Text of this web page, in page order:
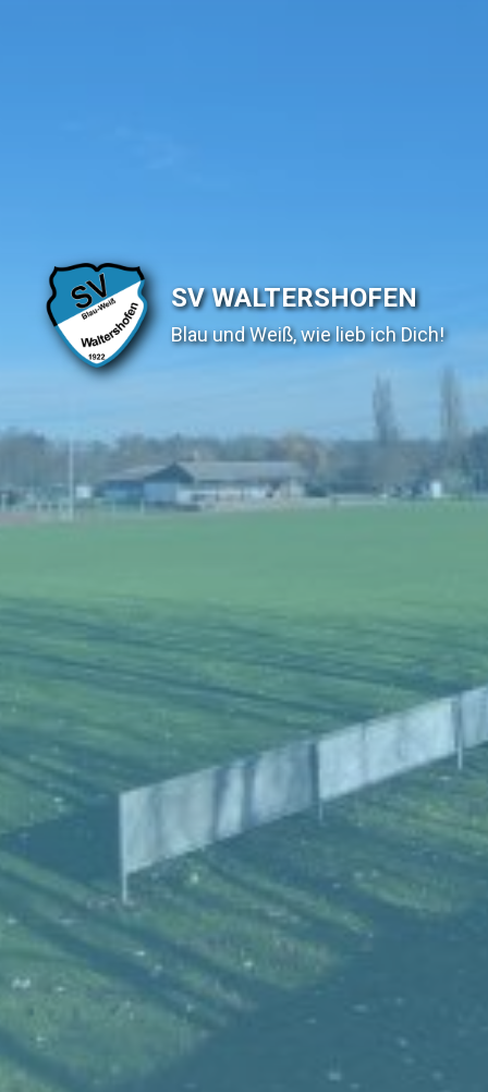
SV WALTERSHOFEN
Blau und Weiß, wie lieb ich Dich!